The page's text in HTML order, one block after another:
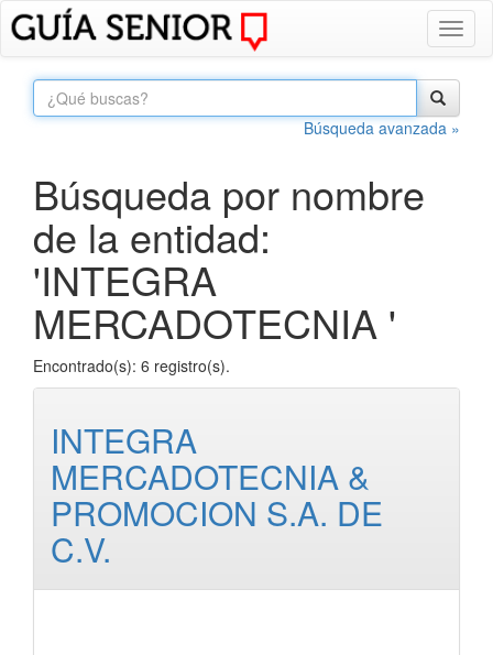
Búsqueda avanzada »
Búsqueda por nombre
de la entidad:
'INTEGRA
MERCADOTECNIA '
Encontrado(s): 6 registro(s).
INTEGRA
MERCADOTECNIA &
PROMOCION S.A. DE
C.V.